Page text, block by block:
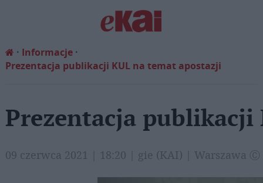
Informacje
Prezentacja publikacji KUL na temat apostazji
Prezentacja
09 czerwca 2021 | 18:20 | gie (KAI) | Warszawa